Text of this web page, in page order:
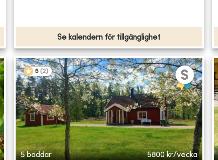
Se kalendern för tillgänglighet
5 (2)
5 bäddar 5800 kr/vecka